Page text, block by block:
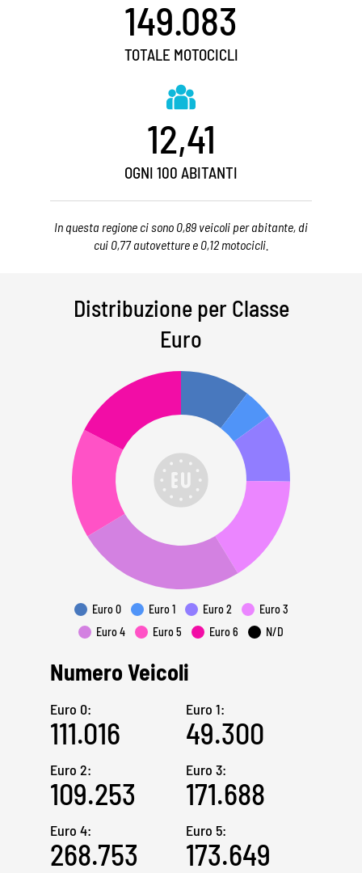
149.083
TOTALE MOTOCICLI
12,41
OGNI 100 ABITANTI
In questa regione ci sono 0,89 veicoli per abitante, di
cui 0,77 autovetture e 0,12 motocicli.
Distribuzione per Classe
Euro
Euro 0 Euro 1 Euro 2
Euro 3
Euro 4
Euro 5 Euro 6 N/D
Numero Veicoli
Euro 0:
111.016
Euro 1:
49.300
Euro 2:
109.253
Euro 3:
171.688
Euro 4:
268.753
Euro 5:
173.649